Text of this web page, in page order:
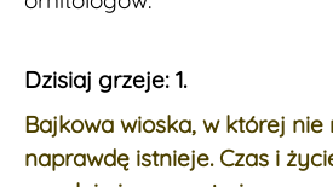
Dzisiaj grzeje: 1.
Bajkowa wioska, w której nie
naprawdę istnieje. Czas i